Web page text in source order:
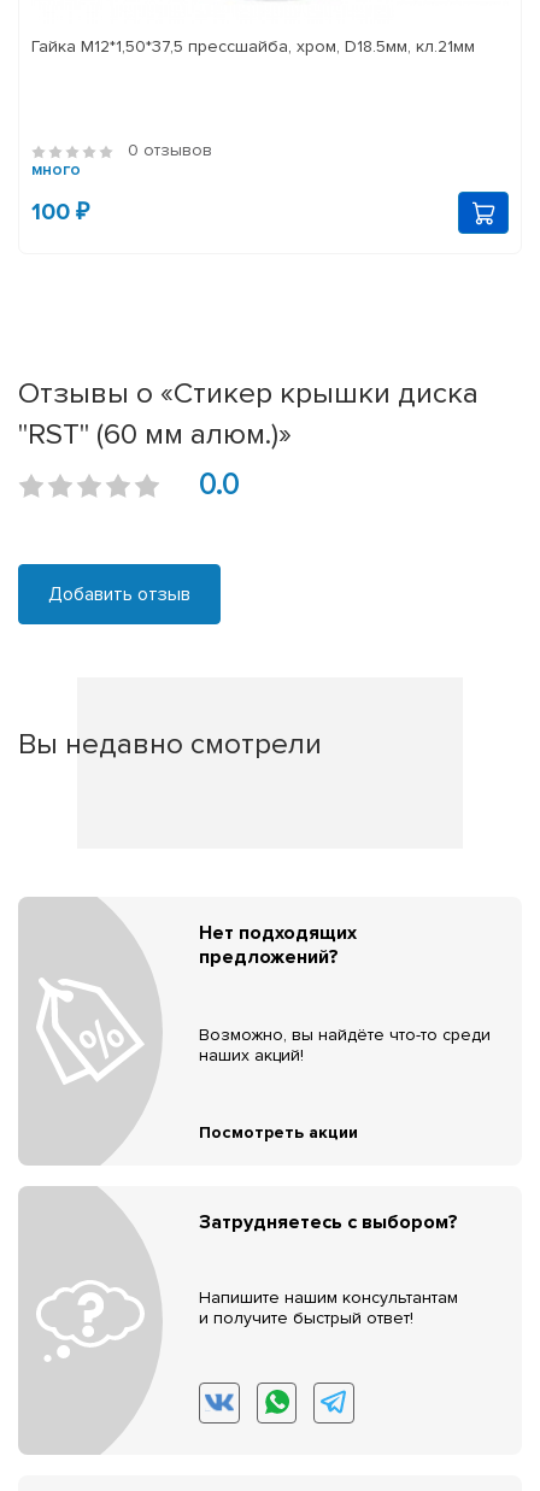
Гайка М12*1,50*37,5 прессшайба, хром, D18.5мм, кл.21мм
0 отзывов
много
100 ₽
Отзывы о «Стикер крышки диска
"RST" (60 мм алюм.)»
0.0
Добавить отзыв
Вы недавно смотрели
Нет подходящих
предложений?
Возможно, вы найдёте что-то среди
наших акций!
Посмотреть акции
Затрудняетесь с выбором?
Напишите нашим консультантам
и получите быстрый ответ!